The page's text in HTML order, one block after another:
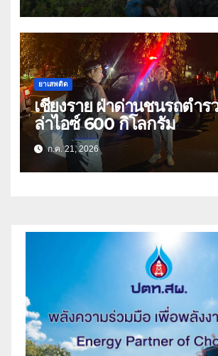
ยาเสพติด
เชียงราย ฝ่าด่านชนรถตำร
ล่าไอซ์ 600 กิโลกรัม
ก.ค. 21, 2026